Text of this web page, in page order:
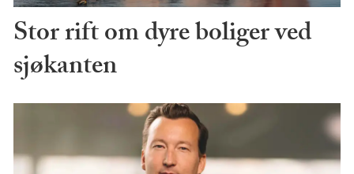
Stor rift om dyre boliger ved
sjøkanten